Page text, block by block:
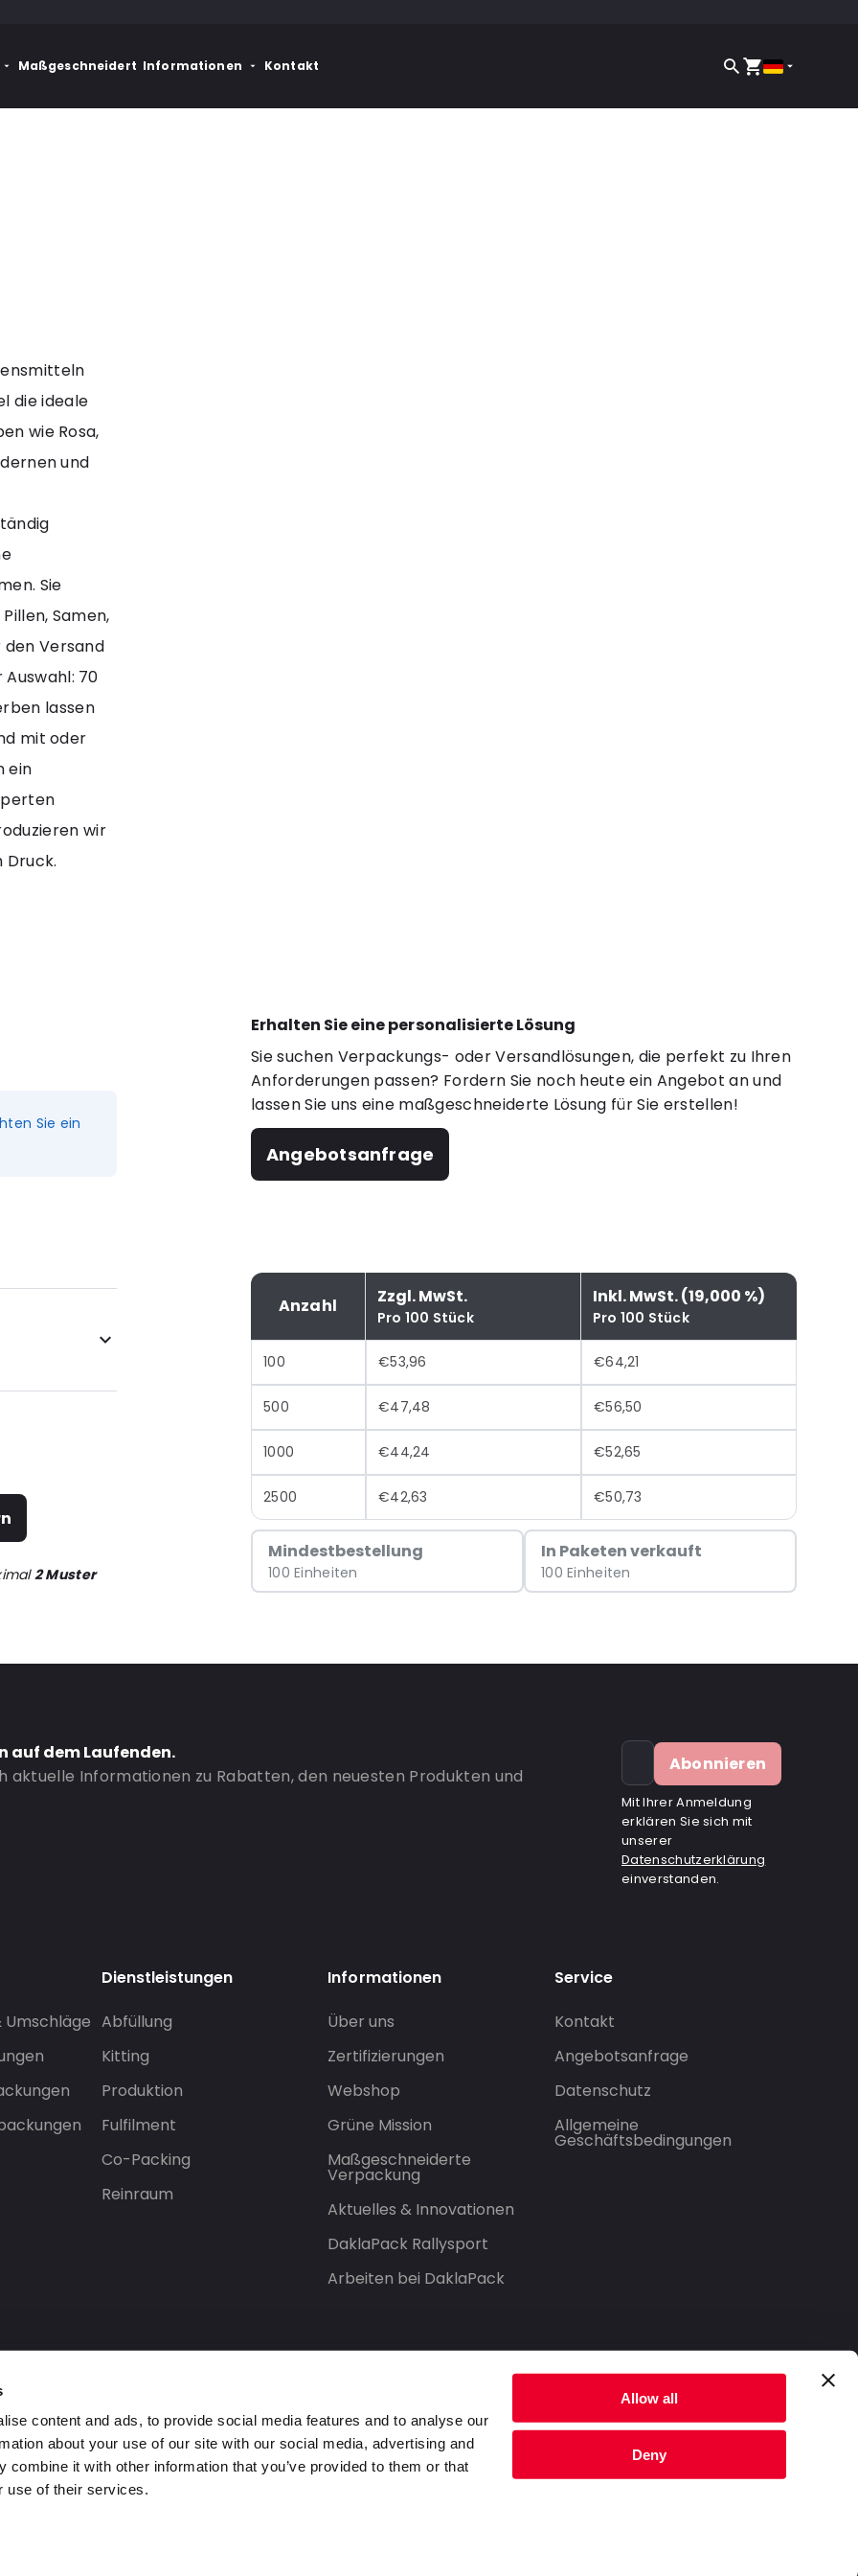
content and ads, to provide social media features and to analyse our
about your use of our site with our social media, advertising and
combine it with other information that you’ve provided to them or that
use of their services.
Allow all
Deny
Maßgeschneidert Informationen Kontakt
Erhalten Sie eine personalisierte Lösung
Sie suchen Verpackungs- oder Versandlösungen, die perfekt zu Ihren
Anforderungen passen? Fordern Sie noch heute ein Angebot an und
lassen Sie uns eine maßgeschneiderte Lösung für Sie erstellen!
Angebotsanfrage
Anzahl Zzgl. MwSt.
Pro 100 Stück
Inkl. MwSt. (19,000 %)
Pro 100 Stück
100 €53,96 €64,21
500 €47,48 €56,50
1000 €44,24 €52,65
2500 €42,63 €50,73
Mindestbestellung
100 Einheiten
In Paketen verkauft
100 Einheiten
die ideale
wie Rosa,
und
Sie
Samen,
den Versand
70
lassen
mit oder
ein
wir
Druck.
Sie ein
2 Muster
auf dem Laufenden.
aktuelle Informationen zu Rabatten, den neuesten Produkten und
Abonnieren
Mit Ihrer Anmeldung
erklären Sie sich mit
unserer
Datenschutzerklärung
einverstanden.
Dienstleistungen
Abfüllung
Kitting
Produktion
Fulfilment
Co-Packing
Reinraum
Informationen
Über uns
Zertifizierungen
Webshop
Grüne Mission
Maßgeschneiderte
Verpackung
Aktuelles & Innovationen
DaklaPack Rallysport
Arbeiten bei DaklaPack
Service
Kontakt
Angebotsanfrage
Datenschutz
Allgemeine
Geschäftsbedingungen